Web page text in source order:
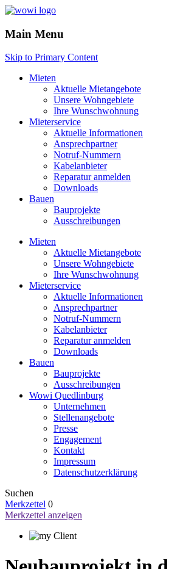
Main Menu
Skip to Primary Content
Mieten
Aktuelle Mietangebote
Unsere Wohngebiete
Ihre Wunschwohnung
Mieterservice
Aktuelle Informationen
Ansprechpartner
Notruf-Nummern
Kabelanbieter
Reparatur anmelden
Downloads
Bauen
Bauprojekte
Ausschreibungen
Mieten
Aktuelle Mietangebote
Unsere Wohngebiete
Ihre Wunschwohnung
Mieterservice
Aktuelle Informationen
Ansprechpartner
Notruf-Nummern
Kabelanbieter
Reparatur anmelden
Downloads
Bauen
Bauprojekte
Ausschreibungen
Wowi Quedlinburg
Unternehmen
Stellenangebote
Presse
Engagement
Kontakt
Impressum
Datenschutzerklärung
Suchen
Merkzettel 0
Merkzettel anzeigen